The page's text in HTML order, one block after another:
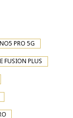
PRO 5G
FUSION PLUS